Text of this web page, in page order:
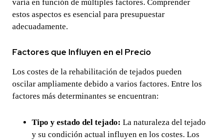
varía en función de múltiples factores. Comprender
estos aspectos es esencial para presupuestar
adecuadamente.
Factores que Influyen en el Precio
Los costes de la rehabilitación de tejados pueden
oscilar ampliamente debido a varios factores. Entre los
factores más determinantes se encuentran:
Tipo y estado del tejado: La naturaleza del tejado
y su condición actual influyen en los costes. Los